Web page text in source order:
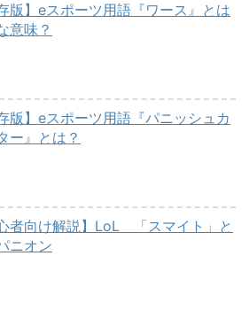
存版】eスポーツ用語『ワース』とは
意味？
版】eスポーツ用語『パニッシュカ
ー』とは？
心者向け解説】LoL 「スマイト」と
ニオン